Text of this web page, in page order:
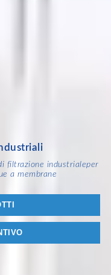
filtrazione industrialeper
a membrane